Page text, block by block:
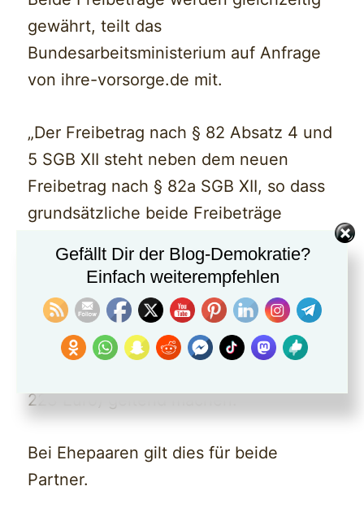
gewährt, teilt das
Bundesarbeitsministerium auf Anfrage
von ihre-vorsorge.de mit.
„Der Freibetrag nach § 82 Absatz 4 und
5 SGB XII steht neben dem neuen
Freibetrag nach § 82a SGB XII, so dass
grundsätzliche beide Freibeträge
können.“
Das heißt: Rentner und Rentnerinnen
können bei der Grundsicherung im Alter
223 Euro) geltend machen.
Bei Ehepaaren gilt dies für beide
Partner.
Gefällt Dir der Blog-Demokratie?
Einfach weiterempfehlen